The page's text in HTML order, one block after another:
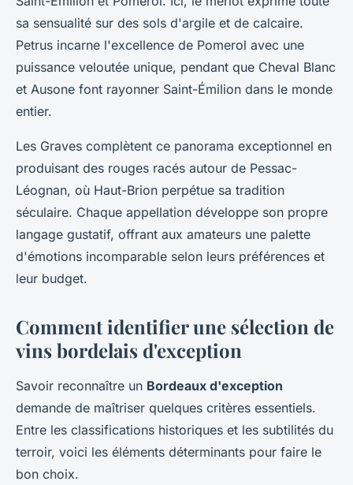
sa sensualité sur des sols d'argile et de calcaire.
Petrus incarne l'excellence de Pomerol avec une
puissance veloutée unique, pendant que Cheval Blanc
et Ausone font rayonner Saint-Émilion dans le monde
entier.
Les Graves complètent ce panorama exceptionnel en
produisant des rouges racés autour de Pessac-
Léognan, où Haut-Brion perpétue sa tradition
séculaire. Chaque appellation développe son propre
langage gustatif, offrant aux amateurs une palette
d'émotions incomparable selon leurs préférences et
leur budget.
Comment identifier une sélection de
vins bordelais d'exception
Savoir reconnaître un Bordeaux d'exception
demande de maîtriser quelques critères essentiels.
Entre les classifications historiques et les subtilités du
terroir, voici les éléments déterminants pour faire le
bon choix.